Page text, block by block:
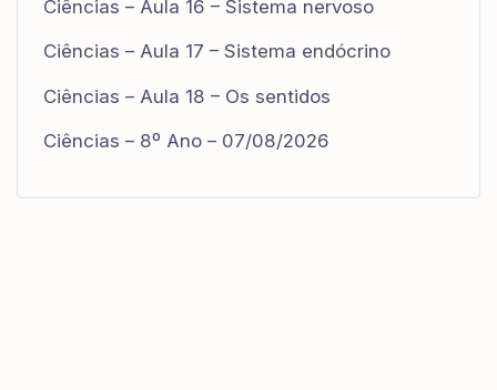
Ciências – Aula 16 – Sistema nervoso
Ciências – Aula 17 – Sistema endócrino
Ciências – Aula 18 – Os sentidos
Ciências – 8º Ano – 07/08/2026